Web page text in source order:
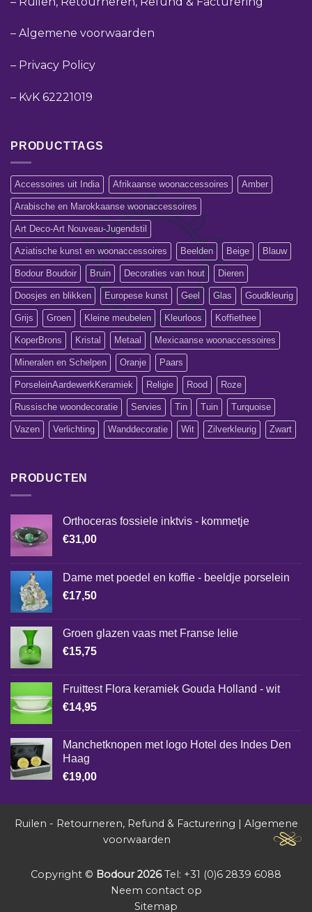
– Algemene voorwaarden
– Privacy Policy
– KvK 62221019
PRODUCTTAGS
Accessoires uit India Afrikaanse woonaccessoires Amber
Arabische en Marokkaanse woonaccessoires
Art Deco-Art Nouveau-Jugendstil
Aziatische kunst en woonaccessoires Beelden Beige Blauw
Bodour Boudoir Bruin Decoraties van hout Dieren
Doosjes en blikken Europese kunst Geel Glas Goudkleurig
Grijs Groen Kleine meubelen Kleurloos Koffiethee
KoperBrons Kristal Metaal Mexicaanse woonaccessoires
Mineralen en Schelpen Oranje Paars
PorseleinAardewerkKeramiek Religie Rood Roze
Russische woondecoratie Servies Tin Tuin Turquoise
Vazen Verlichting Wanddecoratie Wit Zilverkleurig Zwart
PRODUCTEN
Orthoceras fossiele inktvis - kommetje
€31,00
Dame met poedel en koffie - beeldje porselein
€17,50
Groen glazen vaas met Franse lelie
€15,75
Fruittest Flora keramiek Gouda Holland - wit
€14,95
Manchetknopen met logo Hotel des Indes Den
Haag
€19,00
Ruilen - Retourneren, Refund & Facturering
Algemene
voorwaarden
Copyright © Bodour 2026Tel: +31 (0)6 2839 6088
Neem contact op
Sitemap